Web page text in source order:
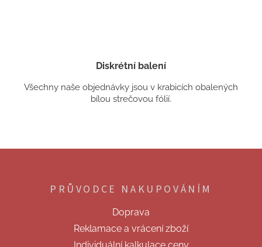
Diskrétní balení
Všechny naše objednávky jsou v krabicích obalených
bílou strečovou fólií.
PRŮVODCE NAKUPOVÁNÍM
Doprava
Reklamace a vrácení zboží